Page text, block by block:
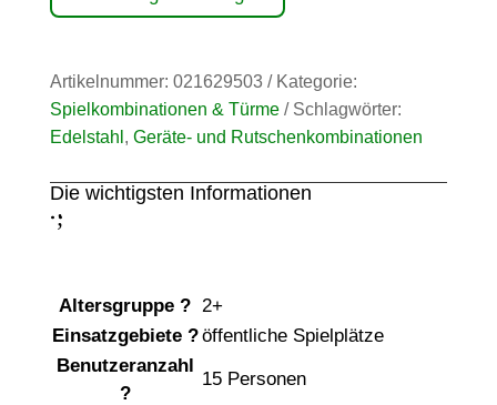
Artikelnummer: 021629503
Kategorie:
Spielkombinationen & Türme
Schlagwörter:
Edelstahl , Geräte- und Rutschenkombinationen
Die wichtigsten Informationen
:
;
Altersgruppe ? 2+
Einsatzgebiete ?öffentliche Spielplätze
Benutzeranzahl
?
15 Personen